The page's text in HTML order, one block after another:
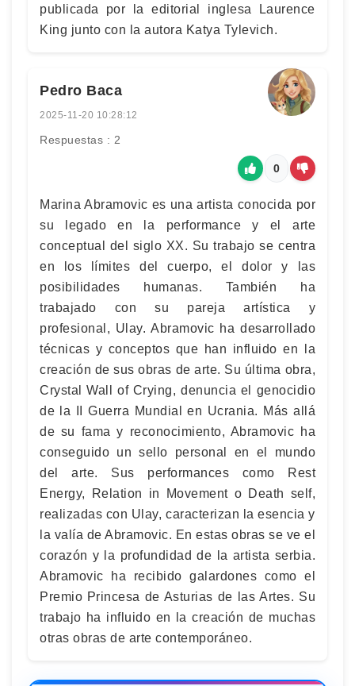
publicada por la editorial inglesa Laurence
King junto con la autora Katya Tylevich.
Pedro Baca
2025-11-20 10:28:12
Respuestas : 2
0
Marina Abramovic es una artista conocida por
su legado en la performance y el arte
conceptual del siglo XX. Su trabajo se centra
en los límites del cuerpo, el dolor y las
posibilidades humanas. También ha
trabajado con su pareja artística y
profesional, Ulay. Abramovic ha desarrollado
técnicas y conceptos que han influido en la
creación de sus obras de arte. Su última obra,
Crystal Wall of Crying, denuncia el genocidio
de la II Guerra Mundial en Ucrania. Más allá
de su fama y reconocimiento, Abramovic ha
conseguido un sello personal en el mundo
del arte. Sus performances como Rest
Energy, Relation in Movement o Death self,
realizadas con Ulay, caracterizan la esencia y
la valía de Abramovic. En estas obras se ve el
corazón y la profundidad de la artista serbia.
Abramovic ha recibido galardones como el
Premio Princesa de Asturias de las Artes. Su
trabajo ha influido en la creación de muchas
otras obras de arte contemporáneo.